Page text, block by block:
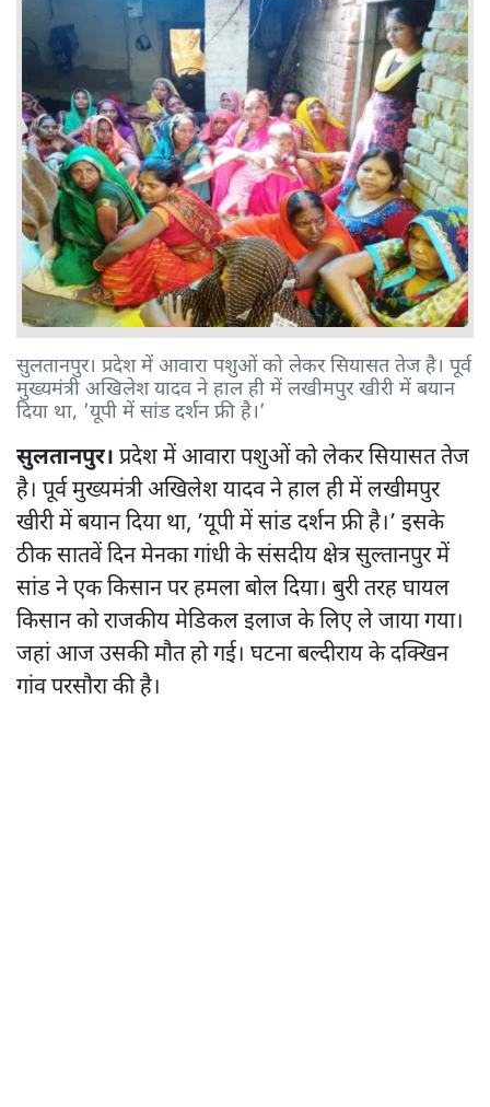
सुलतानपुर। प्रदेश में आवारा पशुओं को लेकर सियासत तेज है। पूर्व
मुख्यमंत्री अखिलेश यादव ने हाल ही में लखीमपुर खीरी में बयान
दिया था, ’यूपी में सांड दर्शन फ्री है।’
सुलतानपुर। प्रदेश में आवारा पशुओं को लेकर सियासत तेज
है। पूर्व मुख्यमंत्री अखिलेश यादव ने हाल ही में लखीमपुर
खीरी में बयान दिया था, ’यूपी में सांड दर्शन फ्री है।’ इसके
ठीक सातवें दिन मेनका गांधी के संसदीय क्षेत्र सुल्तानपुर में
सांड ने एक किसान पर हमला बोल दिया। बुरी तरह घायल
किसान को राजकीय मेडिकल इलाज के लिए ले जाया गया।
जहां आज उसकी मौत हो गई। घटना बल्दीराय के दक्खिन
गांव परसौरा की है।